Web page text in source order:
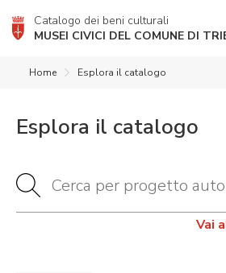
Catalogo dei beni culturali
MUSEI CIVICI DEL COMUNE DI
Home Esplora il catalogo
Esplora il catalogo
Vai